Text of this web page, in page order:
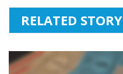
RELATED STORY